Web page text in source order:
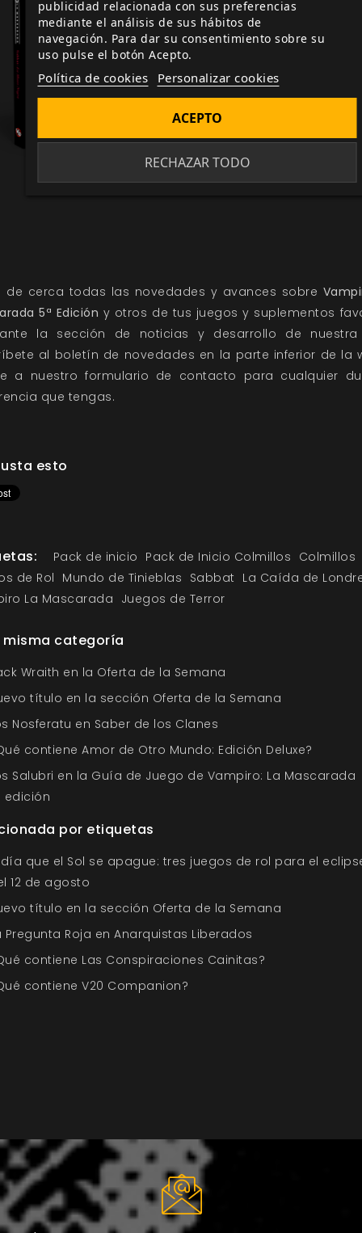
de cerca todas las novedades y avances sobre
5ª Edición y otros de tus juegos y suplementos
la sección de noticias y desarrollo de nuestra
al boletín de novedades en la parte inferior de la
a nuestro formulario de contacto para cualquier
que tengas.
esto
Pack de inicio Pack de Inicio Colmillos Colmillos
de Rol Mundo de Tinieblas Sabbat La Caída de
La Mascarada Juegos de Terror
misma categoría
Wraith en la Oferta de la Semana
título en la sección Oferta de la Semana
Nosferatu en Saber de los Clanes
contiene Amor de Otro Mundo: Edición Deluxe?
Salubri en la Guía de Juego de Vampiro: La Mascarada
edición
por etiquetas
día que el Sol se apague: tres juegos de rol para el
12 de agosto
título en la sección Oferta de la Semana
Pregunta Roja en Anarquistas Liberados
contiene Las Conspiraciones Cainitas?
contiene V20 Companion?
publicidad relacionada con sus preferencias
mediante el análisis de sus hábitos de
navegación. Para dar su consentimiento sobre su
uso pulse el botón Acepto.
Política de cookies Personalizar cookies
RECHAZAR TODO
ACEPTO